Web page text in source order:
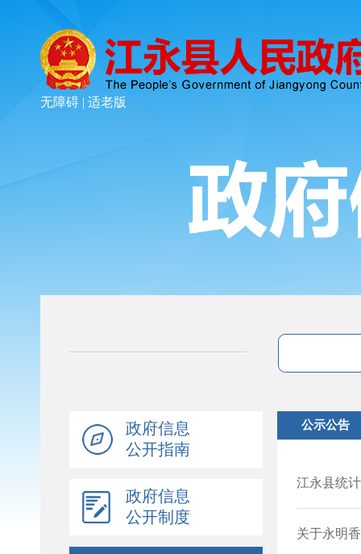
无障碍 | 适老版
政府信息
公开指南
政府信息
公开制度